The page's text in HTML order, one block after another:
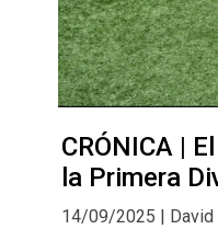
CRÓNICA |
la Primera
14/09/2025 | David